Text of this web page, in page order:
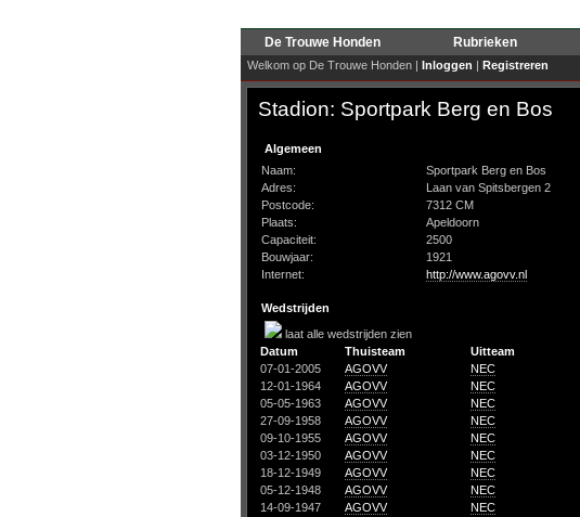
De Trouwe Honden Rubrieken
Welkom op De Trouwe Honden | Inloggen | Registreren
Stadion: Sportpark Berg en Bos
Algemeen
Naam:
Sportpark Berg en Bos
Adres:
Laan van Spitsbergen 2
Postcode:
7312 CM
Plaats:
Apeldoorn
Capaciteit:
2500
Bouwjaar:
1921
Internet:
http://www.agovv.nl
Wedstrijden
laat alle wedstrijden zien
Datum
Thuisteam Uitteam
07-01-2005
AGOVV NEC
12-01-1964
AGOVV NEC
05-05-1963
AGOVV NEC
27-09-1958
AGOVV NEC
09-10-1955
AGOVV NEC
03-12-1950
AGOVV NEC
18-12-1949
AGOVV NEC
05-12-1948
AGOVV NEC
14-09-1947
AGOVV NEC